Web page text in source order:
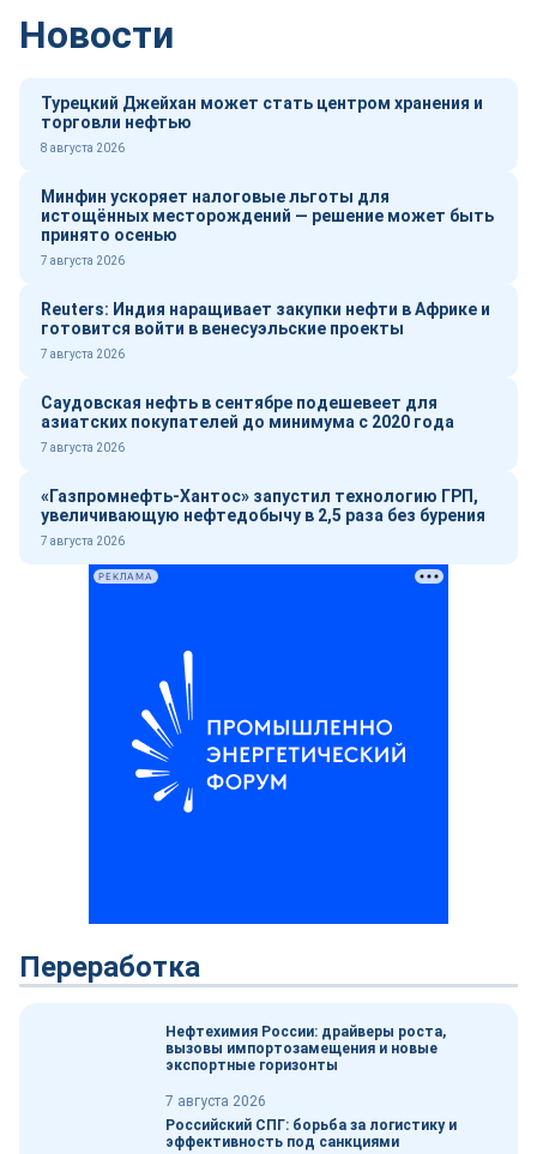
Новости
Турецкий Джейхан может стать центром хранения и
торговли нефтью
8 августа 2026
Минфин ускоряет налоговые льготы для
истощённых месторождений — решение может быть
принято осенью
7 августа 2026
Reuters: Индия наращивает закупки нефти в Африке и
готовится войти в венесуэльские проекты
7 августа 2026
Саудовская нефть в сентябре подешевеет для
азиатских покупателей до минимума с 2020 года
7 августа 2026
«Газпромнефть-Хантос» запустил технологию ГРП,
увеличивающую нефтедобычу в 2,5 раза без бурения
7 августа 2026
РЕКЛАМА
Переработка
Нефтехимия России: драйверы роста,
вызовы импортозамещения и новые
экспортные горизонты
7 августа 2026
Российский СПГ: борьба за логистику и
эффективность под санкциями